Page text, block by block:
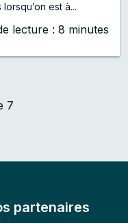
est à...
lecture : 8 minutes
7
partenaires